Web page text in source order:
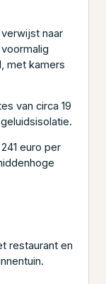
naar
met kamers
van circa 19
euro per
restaurant en